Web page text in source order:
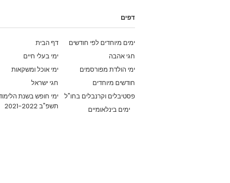
דפים
דף הבית
ימים מיוחדים לפי חודשים
ימי בעלי חיים
חגי אהבה
ימי אוכל ומשקאות
ימי הולדת מפורסמים
חגי ישראל
חודשים מיוחדים
ימי חופש בשנת
תשפ"ב 2021-2022
פסטיבלים וקרנבלים בחו"ל
ימים בינלאומיים